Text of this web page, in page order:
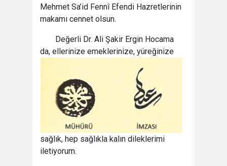
Mehmet Sa’id Fennî Efendi Hazretlerinin
makamı cennet olsun.
Değerli Dr. Ali Şakir Ergin Hocama
da, ellerinize emeklerinize, yüreğinize
sağlık, hep sağlıkla kalın dileklerimi
iletiyorum.